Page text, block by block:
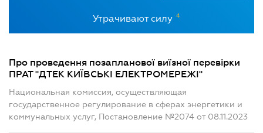
Утрачивают силу 4
Про проведення позапланової виїзної перевірки
ПРАТ "ДТЕК КИЇВСЬКІ ЕЛЕКТРОМЕРЕЖІ"
Национальная комиссия, осуществляющая
государственное регулирование в сферах энергетики и
коммунальных услуг, Постановление №2074 от 08.11.2023